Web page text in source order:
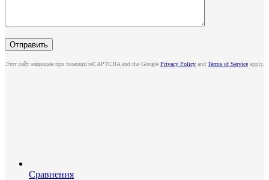
Этот сайт защищен при помощи reCAPTCHA and the Google Privacy Policy and Terms of Service apply.
Сравнения